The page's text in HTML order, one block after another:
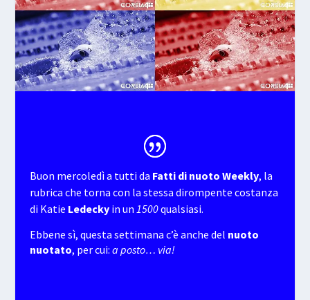
Buon mercoledì a tutti da Fatti di nuoto Weekly, la
rubrica che torna con la stessa dirompente costanza
di Katie Ledeckyin un 1500qualsiasi.
Ebbene sì, questa settimana c’è anche del nuoto
nuotato, per cui: a posto… via!